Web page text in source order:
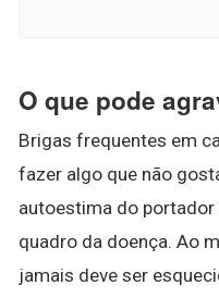
O que pode
Brigas frequentes em
fazer algo que não
autoestima do portador
quadro da doença. Ao
jamais deve ser